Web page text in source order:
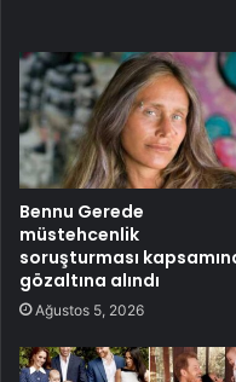
Bennu Gerede
müstehcenlik
soruşturması
gözaltına alındı
Ağustos 5, 2026